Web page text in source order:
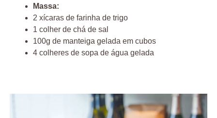
Massa:
2 xícaras de farinha de trigo
1 colher de chá de sal
100g de manteiga gelada em cubos
4 colheres de sopa de água gelada